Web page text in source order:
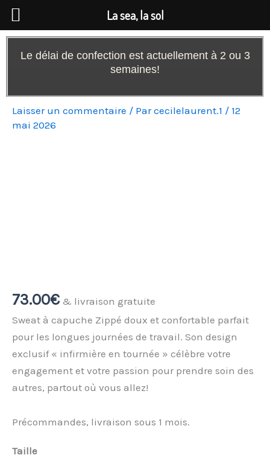
Aller
au
contenu
Le délai de confection est actuellement à 2 ou 3
semaines!
Laisser un commentaire / Parcecilelaurent.1 / 12
mai 2026
73.00€ & livraison gratuite
Sweat à capuche Zippé doux et confortable parfait
pour les longues journées de travail. Son design
exclusif « infirmière en tournée » célèbre votre
engagement et votre passion pour prendre soin des
autres, partout où vous allez!
Précommandes, livraison sous 1 mois.
Taille
écru
La sea, la sol